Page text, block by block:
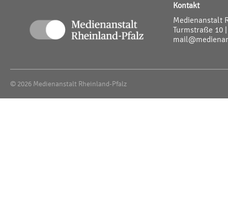
Kontakt
Medienanstalt
Turmstraße 10
© 2026 Medienanstalt Rheinland-Pfalz